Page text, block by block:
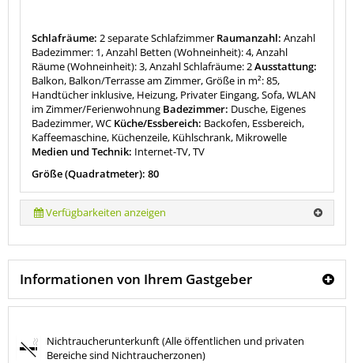
Schlafräume: 2 separate Schlafzimmer Raumanzahl: Anzahl
Badezimmer: 1, Anzahl Betten (Wohneinheit): 4, Anzahl
Räume (Wohneinheit): 3, Anzahl Schlafräume: 2Ausstattung:
Balkon, Balkon/Terrasse am Zimmer, Größe in m²: 85,
Handtücher inklusive, Heizung, Privater Eingang, Sofa, WLAN
im Zimmer/Ferienwohnung Badezimmer: Dusche, Eigenes
Badezimmer, WC Küche/Essbereich: Backofen, Essbereich,
Kaffeemaschine, Küchenzeile, Kühlschrank, Mikrowelle
Medien und Technik: Internet-TV, TV
Größe (Quadratmeter): 80
Verfügbarkeiten anzeigen
Informationen von Ihrem Gastgeber
Nichtraucherunterkunft (Alle öffentlichen und privaten
Bereiche sind Nichtraucherzonen)